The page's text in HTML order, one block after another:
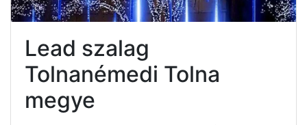
Lead szalag
Tolnanémedi Tolna
megye